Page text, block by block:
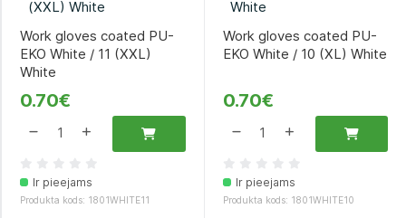
Work gloves coated PU-
EKO White / 11 (XXL)
White
0.70€
Ir pieejams
Produkta kods: 1801WHITE11
Work gloves coated PU-
EKO White / 10 (XL) White
0.70€
Ir pieejams
Produkta kods: 1801WHITE10